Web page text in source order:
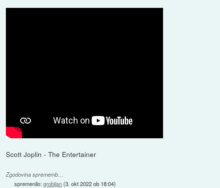
Scott Joplin - The Entertainer
Zgodovina sprememb…
spremenilo:grobijan(3. okt 2022 ob 18:04)